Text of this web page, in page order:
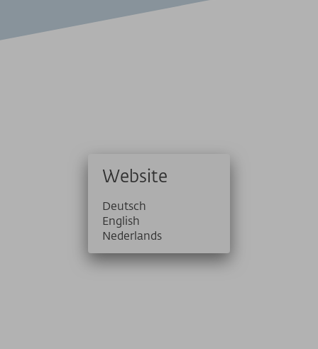
Freie Stellen
Freie Stellen entdecken
Hier findest du alle aktuell ausgeschriebenen Stellen aus den
Bereichen Gastronomie, Technik und Verwaltung.
Website
Deutsch
English
Nederlands